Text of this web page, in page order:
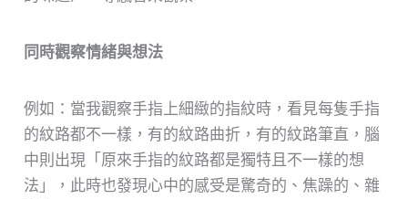
同時觀察情緒與想法
例如：當我觀察手指上細緻的指紋時，看見每隻手指
的紋路都不一樣，有的紋路曲折，有的紋路筆直，腦
中則出現「原來手指的紋路都是獨特且不一樣的想
法」，此時也發現心中的感受是驚奇的、焦躁的、雜